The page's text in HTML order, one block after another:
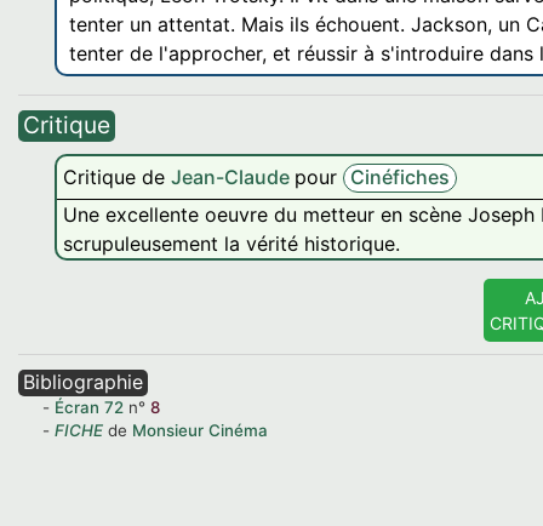
tenter un attentat. Mais ils échouent. Jackson, un
tenter de l'approcher, et réussir à s'introduire dans
Critique
Critique de Jean-Claude pour Cinéfiches
Une excellente oeuvre du metteur en scène
scrupuleusement la vérité historique.
Bibliographie
Écran 72 n° 8
FICHE de Monsieur Cinéma